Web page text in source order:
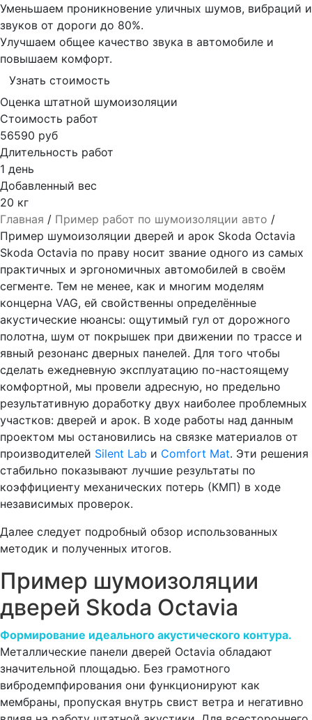
Уменьшаем проникновение уличных шумов, вибраций и
звуков от дороги до 80%.
Улучшаем общее качество звука в автомобиле и
повышаем комфорт.
Узнать стоимость
Оценка штатной шумоизоляции
Стоимость работ
56590 руб
Длительность работ
1 день
Добавленный вес
20 кг
Главная / Пример работ по шумоизоляции авто /
Пример шумоизоляции дверей и арок Skoda Octavia
Skoda Octavia по праву носит звание одного из самых
практичных и эргономичных автомобилей в своём
сегменте. Тем не менее, как и многим моделям
концерна VAG, ей свойственны определённые
акустические нюансы: ощутимый гул от дорожного
полотна, шум от покрышек при движении по трассе и
явный резонанс дверных панелей. Для того чтобы
сделать ежедневную эксплуатацию по-настоящему
комфортной, мы провели адресную, но предельно
результативную доработку двух наиболее проблемных
участков: дверей и арок. В ходе работы над данным
проектом мы остановились на связке материалов от
производителей Silent Lab и Comfort Mat. Эти решения
стабильно показывают лучшие результаты по
коэффициенту механических потерь (КМП) в ходе
независимых проверок.
Далее следует подробный обзор использованных
методик и полученных итогов.
Пример шумоизоляции
дверей Skoda Octavia
Формирование идеального акустического контура.
Металлические панели дверей Octavia обладают
значительной площадью. Без грамотного
вибродемпфирования они функционируют как
мембраны, пропуская внутрь свист ветра и негативно